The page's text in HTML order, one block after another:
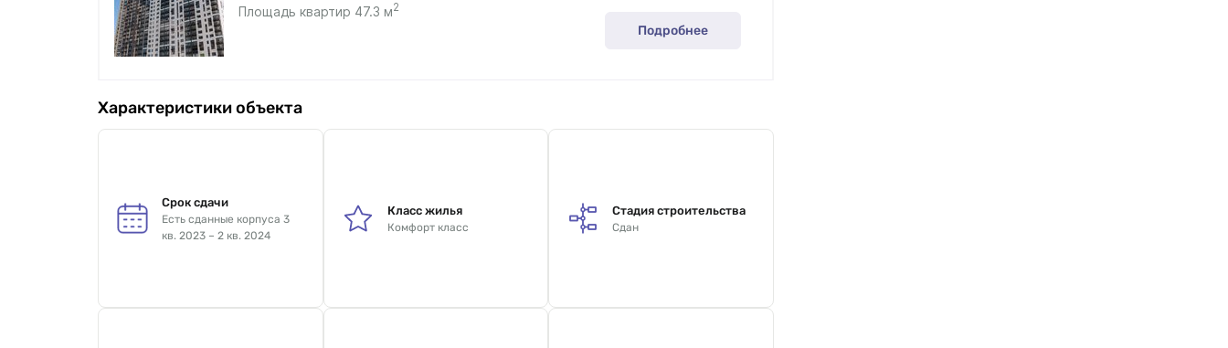
Площадь квартир 47.3 м2
Подробнее
Характеристики объекта
Срок сдачи
Есть сданные корпуса 3
кв. 2023 – 2 кв. 2024
Класс жилья
Комфорт класс
Стадия строительства
Сдан